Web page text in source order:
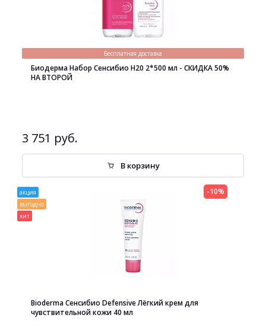
Бесплатная доставка
Биодерма Набор Сенсибио H20 2*500 мл - СКИДКА 50%
НА ВТОРОЙ
3 751 руб.
В корзину
акция
выгодно
хит
Bioderma Сенсибио Defensive Лёгкий крем для
чувствительной кожи 40 мл
-10%